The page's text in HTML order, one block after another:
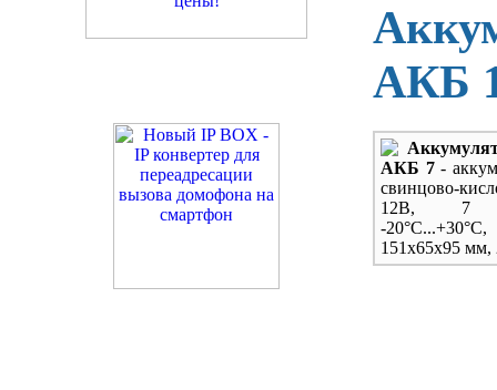
АКБ
АКБ 7-
свинцово-
12В, 7
-20°С...+30°С,
151х65х95 мм,